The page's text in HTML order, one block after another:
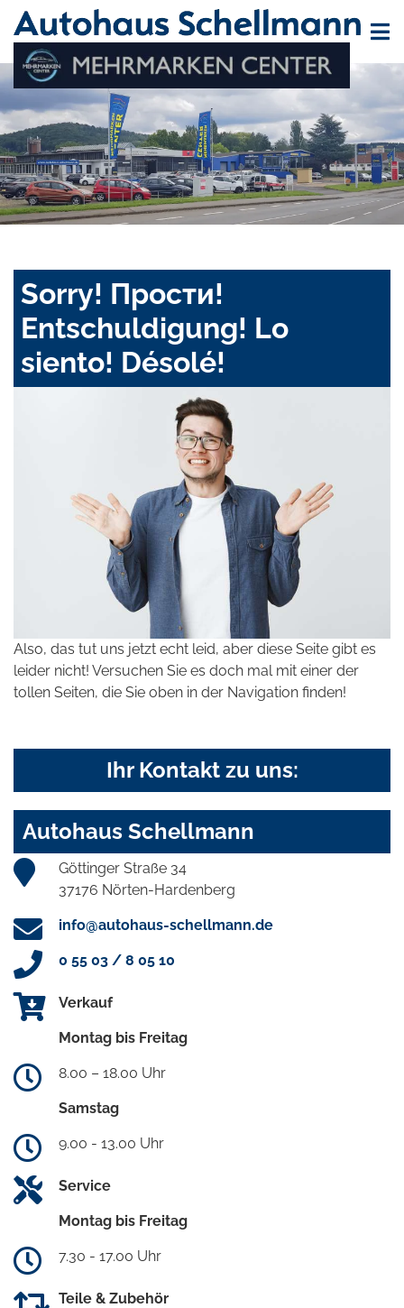
Sorry! Прости!
Entschuldigung! Lo
siento! Désolé!
Also, das tut uns jetzt echt leid, aber diese Seite gibt es
leider nicht! Versuchen Sie es doch mal mit einer der
tollen Seiten, die Sie oben in der Navigation finden!
Ihr Kontakt zu uns:
Autohaus Schellmann
Göttinger Straße 34
37176 Nörten-Hardenberg
info@autohaus-schellmann.de
0 55 03 / 8 05 10
Verkauf
Montag bis Freitag
8.00 – 18.00 Uhr
Samstag
9.00 - 13.00 Uhr
Service
Montag bis Freitag
7.30 - 17.00 Uhr
Teile & Zubehör